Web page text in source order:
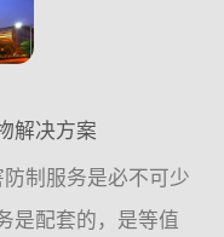
解决方案
制服务是必不可少
是配套的，是等值